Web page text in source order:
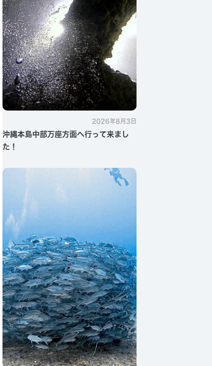
2026年8月3日
沖縄本島中部万座方面へ行って来まし
た！